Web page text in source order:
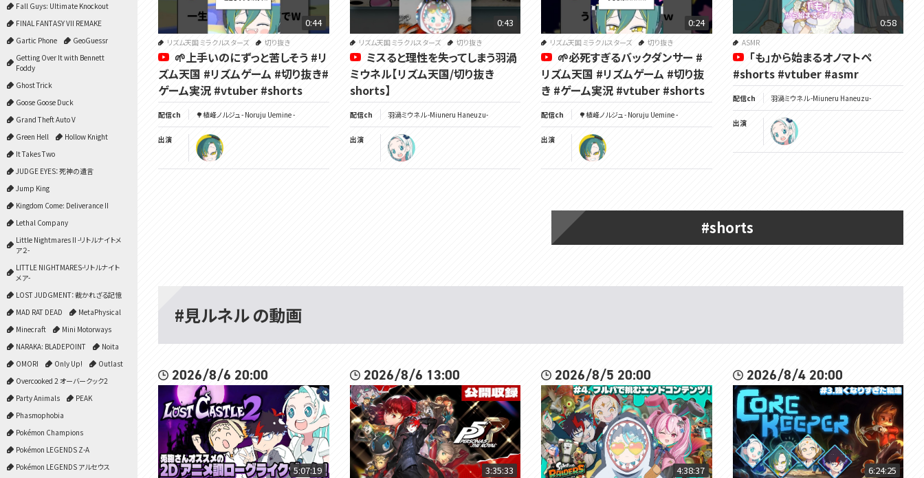
Fall Guys: Ultimate Knockout
FINAL FANTASY VII REMAKE
Gartic Phone
GeoGuessr
Getting Over It with Bennett
Foddy
Ghost Trick
Goose Goose Duck
Grand Theft Auto V
Green Hell
Hollow Knight
It Takes Two
JUDGE EYES：死神の遺言
Jump King
Kingdom Come: Deliverance II
Lethal Company
Little Nightmares II -リトルナイトメ
ア２-
LITTLE NIGHTMARES-リトルナイト
メア-
LOST JUDGMENT：裁かれざる記憶
MAD RAT DEAD
MetaPhysical
Minecraft
Mini Motorways
NARAKA: BLADEPOINT
Noita
OMORI
Only Up!
Outlast
Overcooked 2 オーバークック2
Party Animals
PEAK
Phasmophobia
Pokémon Champions
Pokémon LEGENDS Z-A
Pokémon LEGENDS アルセウス
0:44
リズム天国 ミラクルスターズ 切り抜き
🌱上手いのにずっと苦しそう #リ
ズム天国 #リズムゲーム #切り抜き#
ゲーム実況 #vtuber #shorts
配信ch 🌳植峰ノルジュ - Noruju Uemine -
出演
0:43
リズム天国 ミラクルスターズ 切り抜き
ミスると理性を失ってしまう羽渦
ミウネル【リズム天国/切り抜き
shorts】
配信ch 羽渦ミウネル -Miuneru Haneuzu-
出演
0:24
リズム天国 ミラクルスターズ 切り抜き
🌱必死すぎるバックダンサー #
リズム天国 #リズムゲーム #切り抜
き #ゲーム実況 #vtuber #shorts
配信ch 🌳植峰ノルジュ - Noruju Uemine -
出演
0:58
ASMR
「も」から始まるオノマトペ
#shorts #vtuber #asmr
配信ch 羽渦ミウネル -Miuneru Haneuzu-
出演
#shorts
#見ルネル の動画
2026/8/6 20:00
5:07:19
2026/8/6 13:00
3:35:33
2026/8/5 20:00
4:38:37
2026/8/4 20:00
6:24:25